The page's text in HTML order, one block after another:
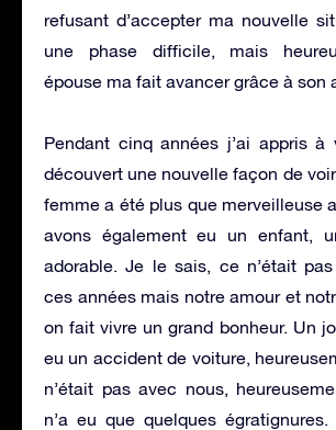
refusant d’accepter ma nouvelle
une phase difficile, mais
épouse ma fait avancer grâce à son
Pendant cinq années j’ai appris à
découvert une nouvelle façon de
femme a été plus que merveilleuse
avons également eu un enfant,
adorable. Je le sais, ce n’était
ces années mais notre amour et
on fait vivre un grand bonheur. Un
eu un accident de voiture,
n’était pas avec nous,
n’a eu que quelques